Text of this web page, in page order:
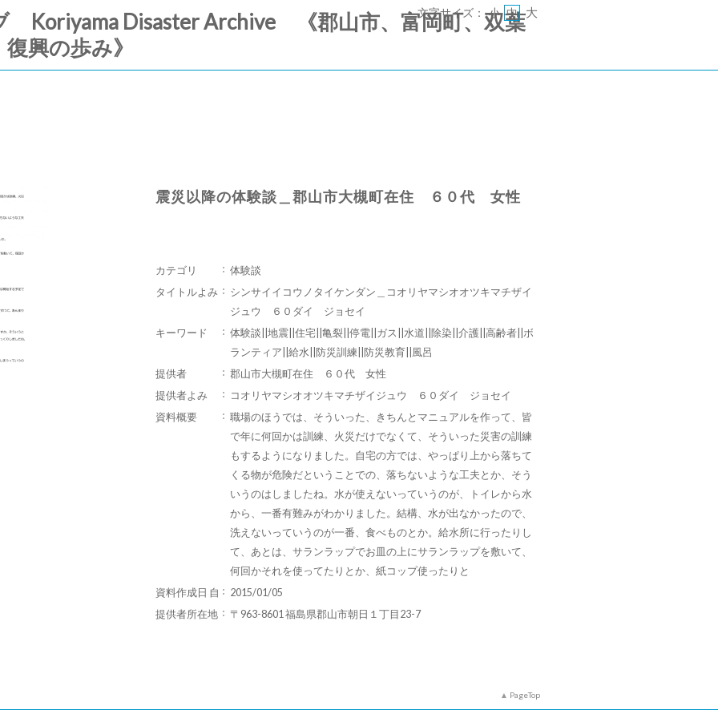
Koriyama Disaster Archive 《郡山市、富岡町、双葉
興の歩み》
文字サイズ： 小 中 大
震災以降の体験談＿郡山市大槻町在住 ６０代 女性
カテゴリ
体験談
タイトルよみ
シンサイイコウノタイケンダン＿コオリヤマシオオツキマチザイ
ジュウ ６０ダイ ジョセイ
キーワード
体験談||地震||住宅||亀裂||停電||ガス||水道||除染||介護||高齢者||ボ
ランティア||給水||防災訓練||防災教育||風呂
提供者
郡山市大槻町在住 ６０代 女性
提供者よみ
コオリヤマシオオツキマチザイジュウ ６０ダイ ジョセイ
資料概要
職場のほうでは、そういった、きちんとマニュアルを作って、皆
で年に何回かは訓練、火災だけでなくて、そういった災害の訓練
もするようになりました。自宅の方では、やっぱり上から落ちて
くる物が危険だということでの、落ちないような工夫とか、そう
いうのはしましたね。水が使えないっていうのが、トイレから水
から、一番有難みがわかりました。結構、水が出なかったので、
洗えないっていうのが一番、食べものとか。給水所に行ったりし
て、あとは、サランラップでお皿の上にサランラップを敷いて、
何回かそれを使ってたりとか、紙コップ使ったりと
資料作成日 自
2015/01/05
提供者所在地
〒963-8601 福島県郡山市朝日１丁目23-7
PageTop